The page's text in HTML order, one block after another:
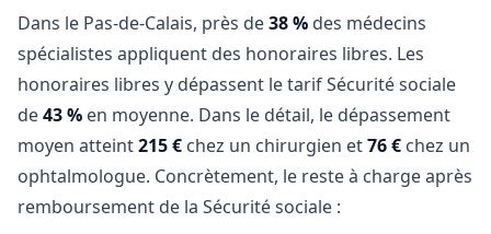
Dans le Pas-de-Calais, près de38 % des médecins
spécialistes appliquent des honoraires libres. Les
honoraires libres y dépassent le tarif Sécurité sociale
de43 % en moyenne. Dans le détail, le dépassement
moyen atteint215 € chez un chirurgien et76 € chez un
ophtalmologue. Concrètement, le reste à charge après
remboursement de la Sécurité sociale :